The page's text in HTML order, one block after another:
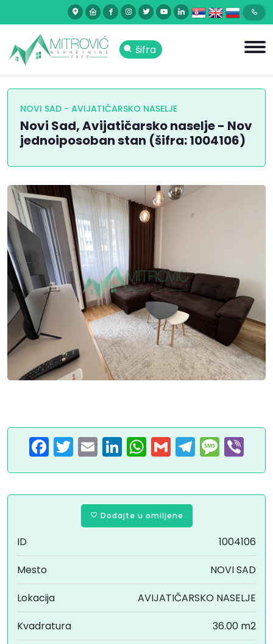
šifra
NOVI SAD - AVIJATIČARSKO NASELJE
Novi Sad, Avijatičarsko naselje - Nov
jednoiposoban stan (šifra: 1004106)
Facebook
TwitterEmail LinkedInWhatsApp
Gmail Telegram
Message
Dodajte u omiljene
ID
1004106
Mesto
NOVI SAD
Lokacija
AVIJATIČARSKO NASELJE
Kvadratura
36.00 m2